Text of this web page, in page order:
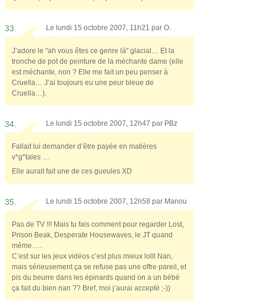
33. Le lundi 15 octobre 2007, 11h21 par O.
J’adore le "ah vous êtes ce genre là" glacial… Et la
tronche de pot de peinture de la méchante dame (elle
est méchante, non ? Elle me fait un peu penser à
Cruella… J’ai toujours eu une peur bleue de
Cruella…).
34. Le lundi 15 octobre 2007, 12h47 par PBz
Fallait lui demander d’être payée en matières
v*g*tales …
Elle aurait fait une de ces gueules XD
35. Le lundi 15 octobre 2007, 12h58 par Manou
Pas de TV !!! Mais tu fais comment pour regarder Lost,
Prison Beak, Desperate Housewaves, le JT quand
même…..
C’est sur les jeux vidéos c’est plus mieux lolll Nan,
mais sérieusement ça se refuse pas une offre pareil, et
pis du beurre dans les épinards quand on a un bébé
ça fait du bien nan ?? Bref, moi j’aurai accepté ;-))